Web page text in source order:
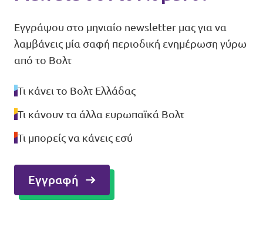
Εγγράψου στο μηνιαίο newsletter μας για να
λαμβάνεις μία σαφή περιοδική ενημέρωση γύρω
από το Βολτ
Τι κάνει το Βολτ Ελλάδας
Τι κάνουν τα άλλα ευρωπαϊκά Βολτ
Τι μπορείς να κάνεις εσύ
Εγγραφή